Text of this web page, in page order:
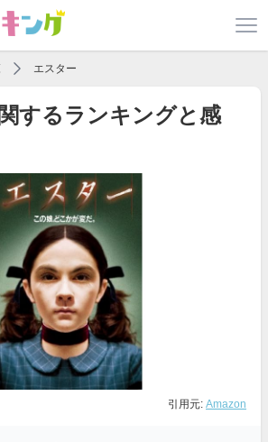
エスター
するランキングと感
引用元: Amazon